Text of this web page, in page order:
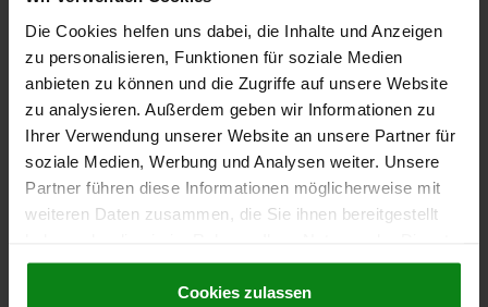
Die Cookies helfen uns dabei, die Inhalte und Anzeigen
zu personalisieren, Funktionen für soziale Medien
anbieten zu können und die Zugriffe auf unsere Website
zu analysieren. Außerdem geben wir Informationen zu
Ihrer Verwendung unserer Website an unsere Partner für
soziale Medien, Werbung und Analysen weiter. Unsere
Partner führen diese Informationen möglicherweise mit
weiteren Daten zusammen, die Sie ihnen bereitgestellt
gesammelt haben.Cookie Richtlinien
Datenschutz|AGB
Cookies zulassen
03197-16 B